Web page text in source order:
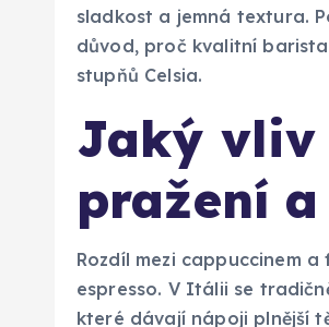
sladkost a jemná textura.
důvod, proč kvalitní
stupňů Celsia.
Jaký vliv
pražení
Rozdíl mezi cappuccinem
espresso. V Itálii se
které dávají nápoji plnější